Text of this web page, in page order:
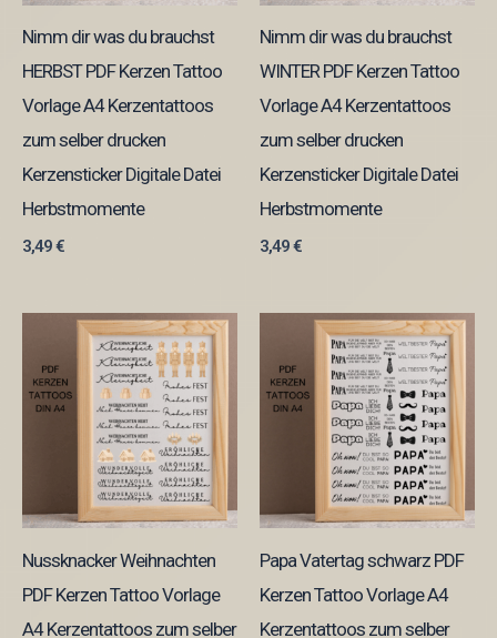
Nimm dir was du brauchst
HERBST PDF Kerzen Tattoo
Vorlage A4 Kerzentattoos
zum selber drucken
Kerzensticker Digitale Datei
Herbstmomente
3,49€
Nimm dir was du brauchst
WINTER PDF Kerzen Tattoo
Vorlage A4 Kerzentattoos
zum selber drucken
Kerzensticker Digitale Datei
Herbstmomente
3,49€
Nussknacker Weihnachten
PDF Kerzen Tattoo Vorlage
A4 Kerzentattoos zum selber
Papa Vatertag schwarz PDF
Kerzen Tattoo Vorlage A4
Kerzentattoos zum selber